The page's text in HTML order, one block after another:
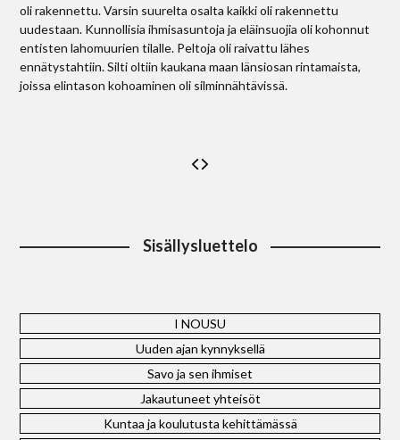
oli rakennettu. Varsin suurelta osalta kaikki oli rakennettu
uudestaan. Kunnollisia ihmisasuntoja ja eläinsuojia oli kohonnut
entisten lahomuurien tilalle. Peltoja oli raivattu lähes
ennätystahtiin. Silti oltiin kaukana maan länsiosan rintamaista,
joissa elintason kohoaminen oli silminnähtävissä.
Sisällysluettelo
I NOUSU
Uuden ajan kynnyksellä
Savo ja sen ihmiset
Jakautuneet yhteisöt
Kuntaa ja koulutusta kehittämässä